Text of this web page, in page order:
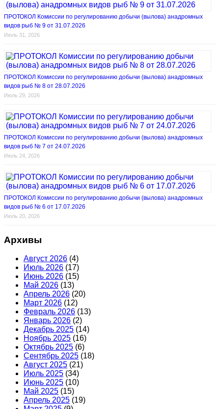
ПРОТОКОЛ Комиссии по регулированию добычи (вылова) анадромных
видов рыб № 9 от 31.07.2026
Июль 31, 2026
ПРОТОКОЛ Комиссии по регулированию добычи (вылова) анадромных
видов рыб № 8 от 28.07.2026
Июль 29, 2026
ПРОТОКОЛ Комиссии по регулированию добычи (вылова) анадромных
видов рыб № 7 от 24.07.2026
Июль 24, 2026
ПРОТОКОЛ Комиссии по регулированию добычи (вылова) анадромных
видов рыб № 6 от 17.07.2026
Июль 20, 2026
Архивы
Август 2026 (4)
Июль 2026 (17)
Июнь 2026 (15)
Май 2026 (13)
Апрель 2026 (20)
Март 2026 (12)
Февраль 2026 (13)
Январь 2026 (2)
Декабрь 2025 (14)
Ноябрь 2025 (16)
Октябрь 2025 (6)
Сентябрь 2025 (18)
Август 2025 (21)
Июль 2025 (34)
Июнь 2025 (10)
Май 2025 (15)
Апрель 2025 (19)